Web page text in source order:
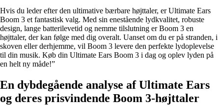
Hvis du leder efter den ultimative bærbare højttaler, er Ultimate Ears
Boom 3 et fantastisk valg. Med sin enestående lydkvalitet, robuste
design, lange batterilevetid og nemme tilslutning er Boom 3 en
højttaler, der kan følge med dig overalt. Uanset om du er på stranden, i
skoven eller derhjemme, vil Boom 3 levere den perfekte lydoplevelse
til din musik. Køb din Ultimate Ears Boom 3 i dag og oplev lyden på
en helt ny måde!”
En dybdegående analyse af Ultimate Ears
og deres prisvindende Boom 3-højttaler